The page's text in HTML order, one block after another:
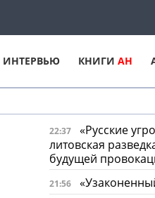
ИНТЕРВЬЮ КНИГИ АН
22:37
«Русские
литовская
будущей
21:56